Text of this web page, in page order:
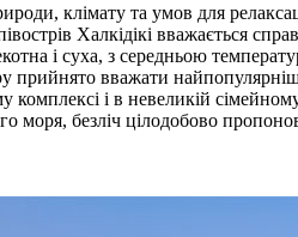
клімату та умов для
Халкідікі вважається
і суха, з середньою
прийнято вважати
і в невеликій
безліч цілодобово